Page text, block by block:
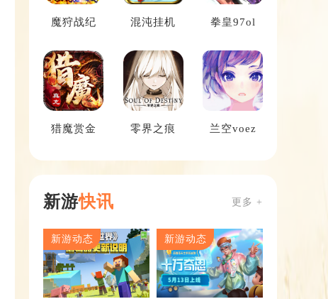
魔狩战纪 混沌挂机 拳皇97ol
猎魔赏金 零界之痕 兰空voez
新游快讯 更多 +
新游动态 新游动态